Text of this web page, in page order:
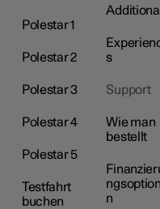
Polestar 1
Polestar 2
Polestar 3
Polestar 4
Polestar 5
Testfahrt
buchen
s
Support
Wie man
bestellt
n